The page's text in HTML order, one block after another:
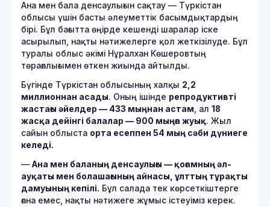
Ана мен бала денсаулығын сақтау — Түркістан
облысы үшін басты әлеуметтік басымдықтардың
бірі. Бұл бағытта өңірде кешенді шаралар іске
асырылып, нақты нәтижелерге қол жеткізілуде. Бұл
туралы облыс әкімі Нұралхан Көшеровтың
төрағалығымен өткен жиында айтылды.
Бүгінде Түркістан облысының халқы 2,2
миллионнан асады. Оның ішінде репродуктивті
жастағы әйелдер — 433 мыңнан астам , ал 18
жасқа дейінгі балалар — 900 мыңға жуық. Жыл
сайын облыста орта есеппен 54 мың сәби дүниеге
келеді.
— Ана мен баланың денсаулығы — қоғамның әл-
ауқаты мен болашағының айнасы, ұлттың тұрақты
дамуының кепілі. Бұл салада тек көрсеткіштерге
ғана емес, нақты нәтижеге жұмыс істеуіміз керек.